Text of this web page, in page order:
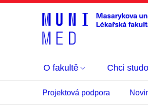
O fakultě Chci
Projektová podpora